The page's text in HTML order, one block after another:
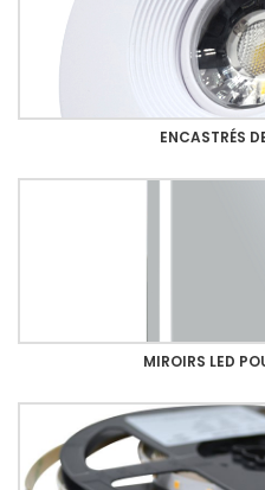
ENCASTRÉS
MIROIRS LED